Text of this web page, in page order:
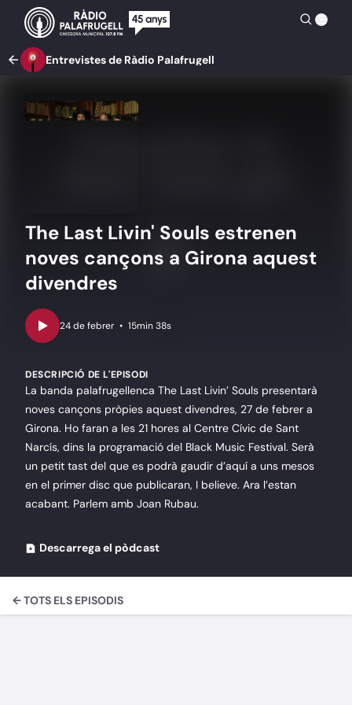
Entrevistes de Ràdio Palafrugell
The Last Livin' Souls estrenen
noves cançons a Girona aquest
divendres
• 15min 38s
DESCRIPCIÓ DE L'EPISODI
La banda palafrugellenca The Last Livin’ Souls presentarà
noves cançons pròpies aquest divendres, 27 de febrer a
Girona. Ho faran a les 21 hores al Centre Cívic de Sant
Narcís, dins la programació del Black Music Festival. Serà
un petit tast del que es podrà gaudir d’aquí a uns mesos
en el primer disc que publicaran, I believe. Ara l’estan
acabant. Parlem amb Joan Rubau.
Descarrega el pòdcast
← TOTS ELS EPISODIS